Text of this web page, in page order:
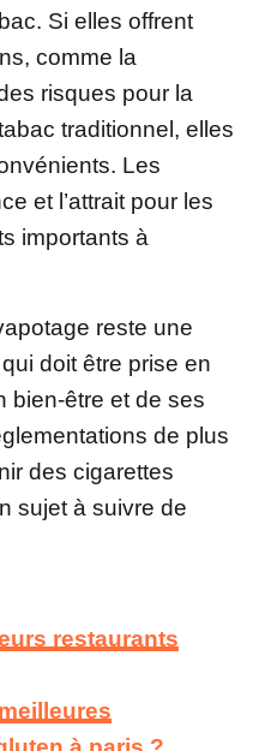
Si elles offrent
comme la
risques pour la
traditionnel, elles
Les
et l’attrait pour les
importants à
reste une
doit être prise en
bien-être et de ses
de plus
des cigarettes
sujet à suivre de
restaurants